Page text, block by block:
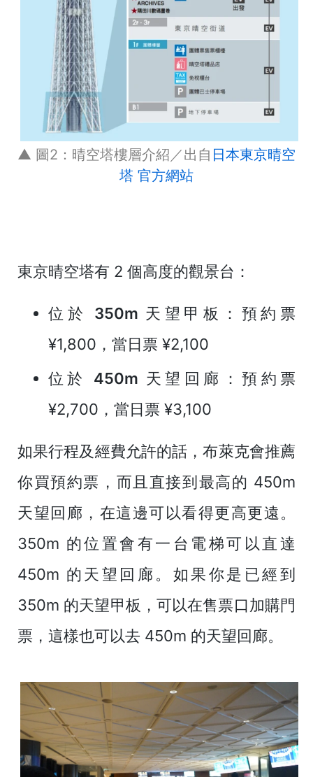
▲ 圖2：晴空塔樓層介紹／出自 日本東京晴空
塔 官方網站
東京晴空塔有 2 個高度的觀景台：
位於 350m 天望甲板
：預約票
¥1,800，當日票 ¥2,100
位於 450m 天望回廊
：預約票
¥2,700，當日票 ¥3,100
如果行程及經費允許的話，布萊克會推薦
你買預約票，而且直接到最高的 450m
天望回廊，在這邊可以看得更高更遠。
350m 的位置會有一台電梯可以直達
450m 的天望回廊。如果你是已經到
350m 的天望甲板，可以在售票口加購門
票，這樣也可以去 450m 的天望回廊。